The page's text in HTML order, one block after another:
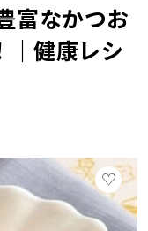
富なかつお
｜健康レシ